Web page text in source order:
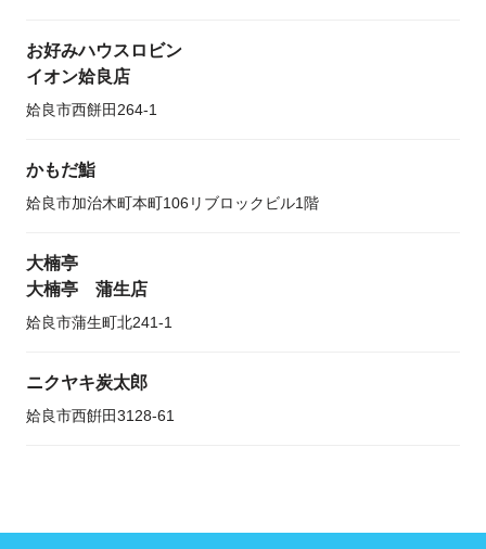
お好みハウスロビン
イオン姶良店
姶良市西餅田264-1
かもだ鮨
姶良市加治木町本町106リブロックビル1階
大楠亭
大楠亭 蒲生店
姶良市蒲生町北241-1
ニクヤキ炭太郎
姶良市西餠田3128-61